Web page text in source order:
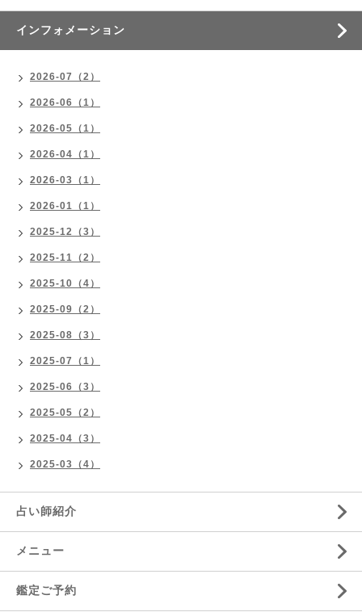
インフォメーション
2026-07（2）
2026-06（1）
2026-05（1）
2026-04（1）
2026-03（1）
2026-01（1）
2025-12（3）
2025-11（2）
2025-10（4）
2025-09（2）
2025-08（3）
2025-07（1）
2025-06（3）
2025-05（2）
2025-04（3）
2025-03（4）
占い師紹介
メニュー
鑑定ご予約